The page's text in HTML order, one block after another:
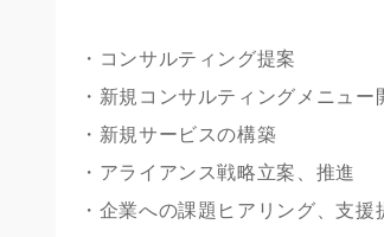
・コンサルティング提案
・新規コンサルティングメニュー
・新規サービスの構築
・アライアンス戦略立案、推進
・企業への課題ヒアリング、支援